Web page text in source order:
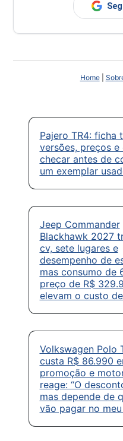
Home|
Pajero TR4: ficha
versões, preços e
checar antes de
um exemplar
Jeep Commander
Blackhawk 2027
cv, sete lugares e
desempenho de
mas consumo de
preço de R$
elevam o custo
Volkswagen Polo
custa R$ 86.990
promoção e
reage: “O
mas depende de
vão pagar no meu